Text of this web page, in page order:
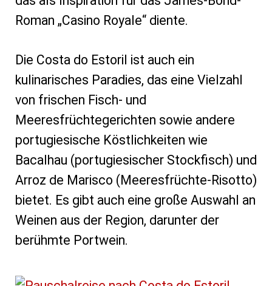
Roman „Casino Royale“ diente.
Die Costa do Estoril ist auch ein
kulinarisches Paradies, das eine Vielzahl
von frischen Fisch- und
Meeresfrüchtegerichten sowie andere
portugiesische Köstlichkeiten wie
Bacalhau (portugiesischer Stockfisch) und
Arroz de Marisco (Meeresfrüchte-Risotto)
bietet. Es gibt auch eine große Auswahl an
Weinen aus der Region, darunter der
berühmte Portwein.